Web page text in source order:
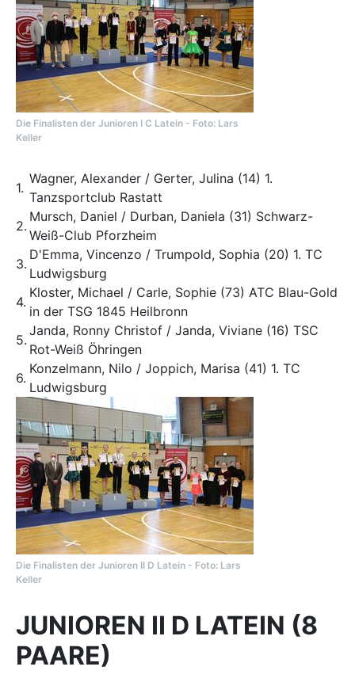
Die Finalisten der Junioren I C Latein - Foto: Lars
Keller
1.
Wagner, Alexander / Gerter, Julina (14) 1.
Tanzsportclub Rastatt
2.
Mursch, Daniel / Durban, Daniela (31) Schwarz-
Weiß-Club Pforzheim
3.
D'Emma, Vincenzo / Trumpold, Sophia (20) 1. TC
Ludwigsburg
4.
Kloster, Michael / Carle, Sophie (73) ATC Blau-Gold
in der TSG 1845 Heilbronn
5.
Janda, Ronny Christof / Janda, Viviane (16) TSC
Rot-Weiß Öhringen
6.
Konzelmann, Nilo / Joppich, Marisa (41) 1. TC
Ludwigsburg
Die Finalisten der Junioren II D Latein - Foto: Lars
Keller
JUNIOREN II D LATEIN (8
PAARE)